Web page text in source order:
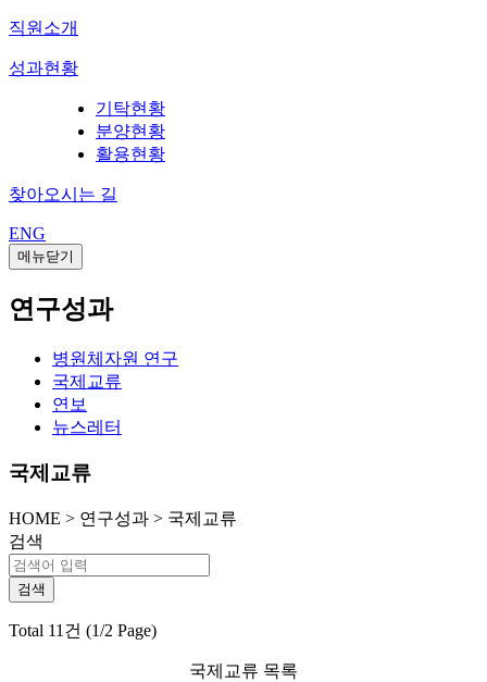
직원소개
성과현황
기탁현황
분양현황
활용현황
찾아오시는 길
ENG
메뉴닫기
연구성과
병원체자원 연구
국제교류
연보
뉴스레터
국제교류
HOME > 연구성과 > 국제교류
검색
Total 11건 (1/2 Page)
국제교류 목록